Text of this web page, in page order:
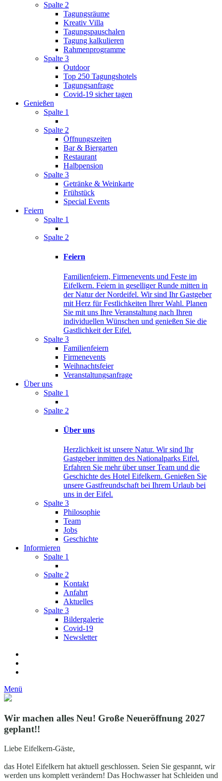
Spalte 2
Tagungsräume
Kreativ Villa
Tagungspauschalen
Tagung kalkulieren
Rahmenprogramme
Spalte 3
Outdoor
Top 250 Tagungshotels
Tagungsanfrage
Covid-19 sicher tagen
Genießen
Spalte 1
Spalte 2
Öffnungszeiten
Bar & Biergarten
Restaurant
Halbpension
Spalte 3
Getränke & Weinkarte
Frühstück
Special Events
Feiern
Spalte 1
Spalte 2
Feiern
Familienfeiern, Firmenevents und Feste im
Eifelkern. Feiern in geselliger Runde mitten in
der Natur der Nordeifel. Wir sind Ihr Gastgeber
mit Herz für Festlichkeiten Ihrer Wahl. Planen
Sie mit uns Ihre Veranstaltung nach Ihren
individuellen Wünschen und genießen Sie die
Gastlichkeit der Eifel.
Spalte 3
Familienfeiern
Firmenevents
Weihnachtsfeier
Veranstaltungsanfrage
Über uns
Spalte 1
Spalte 2
Über uns
Herzlichkeit ist unsere Natur. Wir sind Ihr
Gastgeber inmitten des Nationalparks Eifel.
Erfahren Sie mehr über unser Team und die
Geschichte des Hotel Eifelkern. Genießen Sie
unsere Gastfreundschaft bei Ihrem Urlaub bei
uns in der Eifel.
Spalte 3
Philosophie
Team
Jobs
Geschichte
Informieren
Spalte 1
Spalte 2
Kontakt
Anfahrt
Aktuelles
Spalte 3
Bildergalerie
Covid-19
Newsletter
Menü
Wir machen alles Neu! Große Neueröffnung 2027
geplant!!
Liebe Eifelkern-Gäste,
das Hotel Eifelkern hat aktuell geschlossen. Seien Sie gespannt, wir
werden uns komplett verändern! Das Hochwasser hat Schleiden und